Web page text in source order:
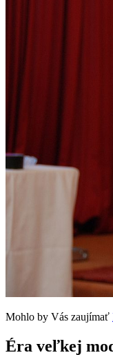
Mohlo by Vás zaujímať
Éra veľkej